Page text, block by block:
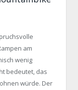
am
wenig
bedeutet, das
würde. Der